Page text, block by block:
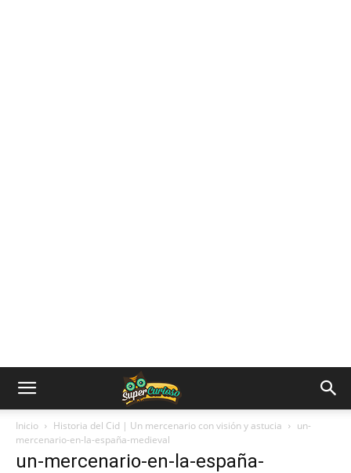
Inicio Historia del Cid | Un mercenario con visión y astucia
un-
mercenario-en-la-españa-medieval
un-mercenario-en-la-españa-